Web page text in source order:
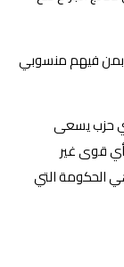
بمن فيهم منسوبي
حزب يسعى
قوى غير
الحكومة التي